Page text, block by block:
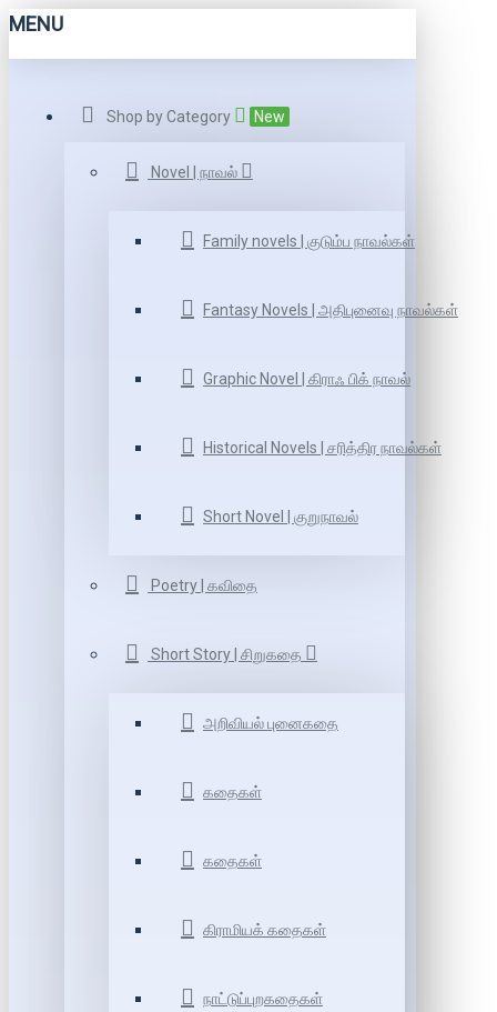
MENU
Shop by Category New
Novel | நாவல்
Family novels | குடும்ப நாவல்கள்
Fantasy Novels | அதிபுனைவு நாவல்கள்
Graphic Novel | கிராஃ பிக் நாவல்
Historical Novels | சரித்திர நாவல்கள்
Short Novel | குறுநாவல்
Poetry | கவிதை
Short Story | சிறுகதை
அறிவியல் புனைகதை
கதைகள்
கதைகள்
கிராமியக் கதைகள்
நாட்டுப்புறகதைகள்